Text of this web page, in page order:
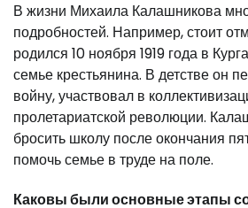
В жизни Михаила Калашникова
подробностей. Например, стоит
родился 10 ноября 1919 года в
семье крестьянина. В детстве он
войну, участвовал в
пролетариатской революции.
бросить школу после окончания
помочь семье в труде на поле.
Каковы были основные этапы